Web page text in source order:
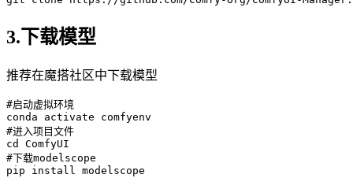
3.下载模型
推荐在魔搭社区中下载模型
#启动虚拟环境
conda
#进入项目文件
cd
#下载modelscope
pip